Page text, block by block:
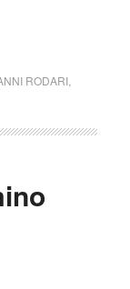
RODARI,